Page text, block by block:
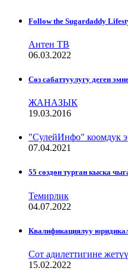
Follow the Sugardaddy
Антен ТВ
06.03.2022
Сѳз сабаттуулугу деген
ЖАНАЗЫК
19.03.2016
"СулейИнфо" коомдук
07.04.2021
55 сөздөн турган кыска
Темирлик
04.07.2022
Квалификациялуу
Сот адилеттигине жетүү
15.02.2022